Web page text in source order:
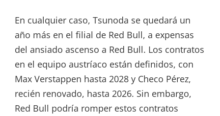
En cualquier caso, Tsunoda se quedará un
año más en el filial de Red Bull, a expensas
del ansiado ascenso a Red Bull. Los contratos
en el equipo austríaco están definidos, con
Max Verstappen hasta 2028 y Checo Pérez,
recién renovado, hasta 2026. Sin embargo,
Red Bull podría romper estos contratos